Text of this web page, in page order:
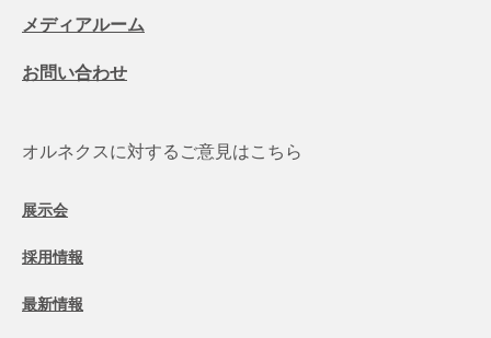
メディアルーム
お問い合わせ
オルネクスに対するご意見はこちら
展示会
採用情報
最新情報